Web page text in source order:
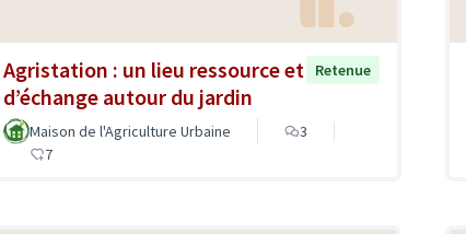
Agristation : un lieu ressource et
d’échange autour du jardin
Retenue
Maison de l'Agriculture Urbaine
3
7